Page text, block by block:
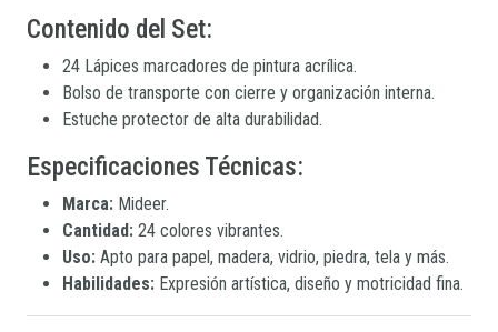
Contenido del Set:
24 Lápices marcadores de pintura acrílica.
Bolso de transporte con cierre y organización interna.
Estuche protector de alta durabilidad.
Especificaciones Técnicas:
Marca: Mideer.
Cantidad: 24 colores vibrantes.
Uso: Apto para papel, madera, vidrio, piedra, tela y más.
Habilidades: Expresión artística, diseño y motricidad fina.